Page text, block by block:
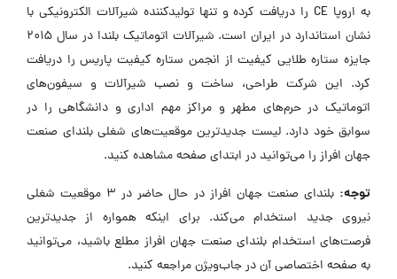
به اروپا CE را دریافت کرده و تنها تولیدکننده شیرآلات الکترونیکی با
نشان استاندارد در ایران است. شیرآلات اتوماتیک بلندا در سال 2015
جایزه ستاره طلایی کیفیت از انجمن ستاره کیفیت پاریس را دریافت
کرد. این شرکت طراحی، ساخت و نصب شیرآلات و سیفون‌های
اتوماتیک در حرم‌های مطهر و مراکز مهم اداری و دانشگاهی را در
سوابق خود دارد. لیست جدیدترین موقعیت‌های شغلی بلندای صنعت
جهان افراز را می‌توانید در ابتدای صفحه مشاهده کنید.
توجه:
بلندای صنعت جهان افراز در حال حاضر در ۳ موقعیت شغلی
نیروی جدید استخدام می‌کند. برای اینکه همواره از جدیدترین
فرصت‌های استخدام بلندای صنعت جهان افراز مطلع باشید، می‌توانید
به صفحه اختصاصی آن در جاب‌ویژن مراجعه کنید.